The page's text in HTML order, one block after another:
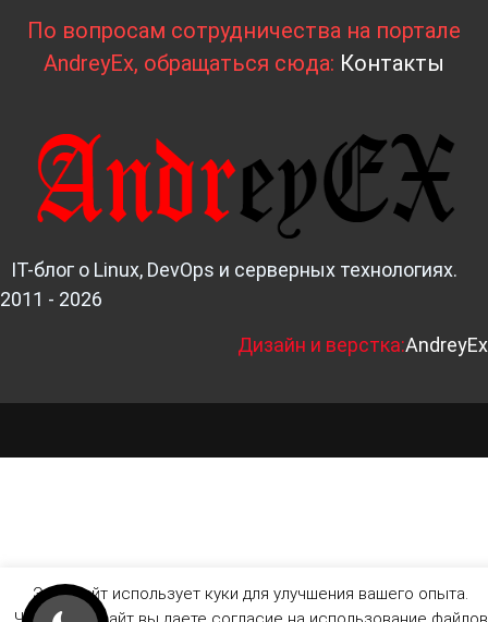
По вопросам сотрудничества на портале
AndreyEx, обращаться сюда: Контакты
IT-блог о Linux, DevOps и серверных технологиях.
2011 - 2026
Дизайн и верстка:AndreyEx
Этот сайт использует куки для улучшения вашего опыта.